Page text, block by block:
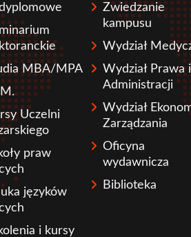
MBA/MPA
Uczelni
praw
języków
i kursy
Zwiedzanie
kampusu
Wydział
Wydział Prawa i
Administracji
Wydział
Zarządzania
Oficyna
wydawnicza
Biblioteka